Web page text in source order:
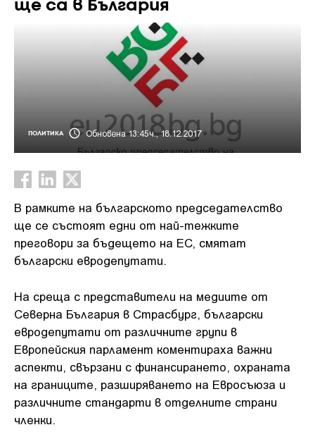
ще са в България
ПОЛИТИКА Обновена 13:45ч., 18.12.2017
В рамките на българското председателство
ще се състоят едни от най-тежките
преговори за бъдещето на ЕС, смятат
български евродепутати.
На среща с представители на медиите от
Северна България в Страсбург, български
евродепутати от различните групи в
Европейския парламент коментираха важни
аспекти, свързани с финансирането, охраната
на границите, разширяването на Евросъюза и
различните стандарти в отделните страни
членки.